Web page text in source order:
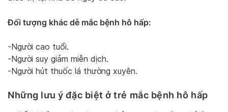
Đối tượng khác dễ mắc bệnh hô hấp:
-Người cao tuổi.
-Người suy giảm miễn dịch.
-Người hút thuốc lá thường xuyên.
Những lưu ý đặc biệt ở trẻ mắc bệnh hô hấp